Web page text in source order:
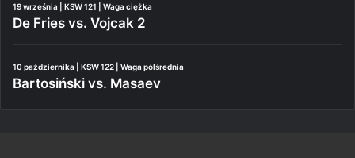
19 września | KSW 121 | Waga ciężka
De Fries vs. Vojcak 2
10 października | KSW 122 | Waga półśrednia
Bartosiński vs. Masaev